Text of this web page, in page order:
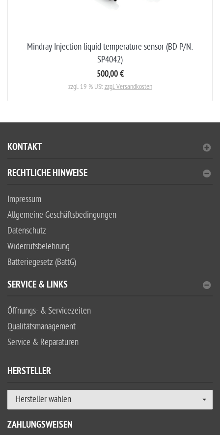
Mindray Injection liquid temperature sensor (BD P/N:
SP4042)
500,00 €
zzgl. 19 % UStzzgl. Versandkosten
KONTAKT
RECHTLICHE HINWEISE
Impressum
Allgemeine Geschäftsbedingungen
Datenschutz
Widerrufsbelehrung
Batteriegesetz (BattG)
SERVICE & LINKS
Öffnungs- & Servicezeiten
Qualitätsmanagement
Service & Reparaturen
HERSTELLER
Hersteller wählen
ZAHLUNGSWEISEN